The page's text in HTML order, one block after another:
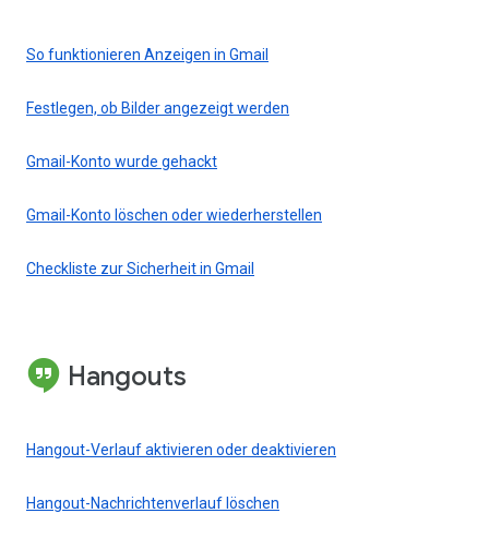
So funktionieren Anzeigen in Gmail
Festlegen, ob Bilder angezeigt werden
Gmail-Konto wurde gehackt
Gmail-Konto löschen oder wiederherstellen
Checkliste zur Sicherheit in Gmail
Hangouts
Hangout-Verlauf aktivieren oder deaktivieren
Hangout-Nachrichtenverlauf löschen